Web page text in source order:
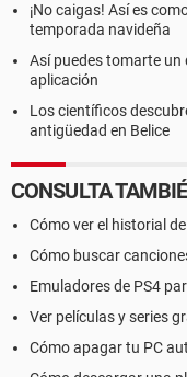
¡No caigas! Así es
temporada navideña
Así puedes tomarte un
aplicación
Los científicos
antigüedad en Belice
CONSULTA
Cómo ver el historial
Cómo buscar
Emuladores de PS4
Ver películas y series
Cómo apagar tu PC